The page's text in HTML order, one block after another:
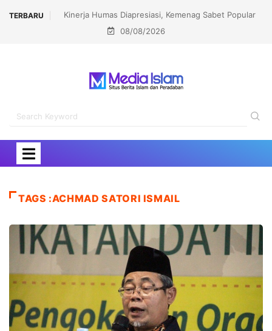
TERBARU
Kinerja Humas Diapresiasi, Kemenag Sabet Popular
Government Institutions Award 2026
08/08/2026
TAGS :ACHMAD SATORI ISMAIL